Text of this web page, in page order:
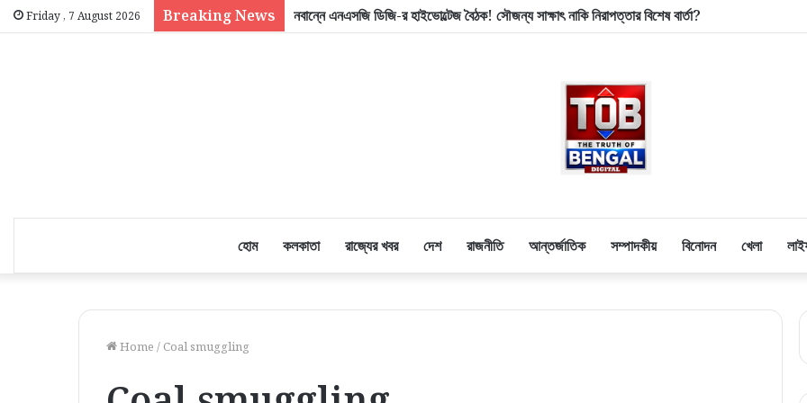
Friday , 7 August 2026 Breaking News নবান্নে এনএসজি ডিজি-র হাইভোল্টেজ বৈঠক! সৌজন্য সাক্ষাৎ নাকি নিরাপত্তার বিশেষ বার্তা?
হোম কলকাতা রাজ্যের খবর দেশ রাজনীতি আন্তর্জাতিক সম্পাদকীয় বিনোদন খেলা
Home / Coal smuggling